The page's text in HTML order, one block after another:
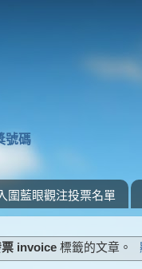
號碼
圍藍眼觀注投票名單
invoice 標籤的文章。